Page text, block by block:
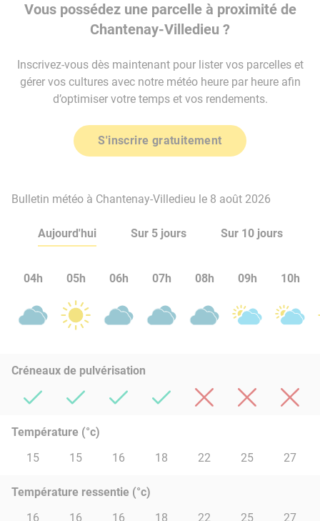
Vous possédez une parcelle à proximité de
Chantenay-Villedieu ?
Inscrivez-vous dès maintenant pour lister vos parcelles et
gérer vos cultures avec notre météo heure par heure afin
d’optimiser votre temps et vos rendements.
S'inscrire gratuitement
Bulletin météo à Chantenay-Villedieu le 8 août 2026
Aujourd'hui Sur 5 jours Sur 10 jours
04h 05h 06h 07h 08h 09h 10h
Créneaux de pulvérisation
Température (°c)
15
15 16 18 22 25 27
Température ressentie (°c)
16
16 16 18 22 25 27